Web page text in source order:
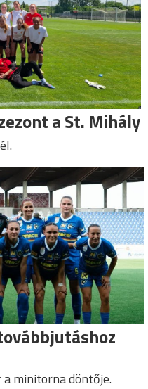
a St. Mihály
minitorna döntője.